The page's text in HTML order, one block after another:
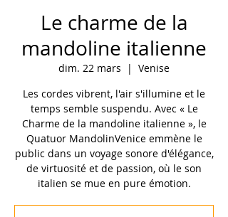
Le charme de la
mandoline italienne
dim. 22 mars
  |
Venise
Les cordes vibrent, l'air s'illumine et le
temps semble suspendu. Avec « Le
Charme de la mandoline italienne », le
Quatuor MandolinVenice emmène le
public dans un voyage sonore d'élégance,
de virtuosité et de passion, où le son
italien se mue en pure émotion.